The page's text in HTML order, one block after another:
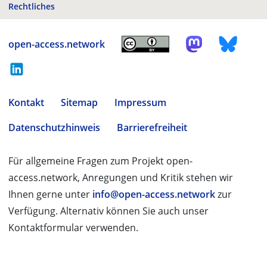
Rechtliches
open-access.network
Kontakt Sitemap
Impressum
Datenschutzhinweis
Barrierefreiheit
Für allgemeine Fragen zum Projekt open-
access.network, Anregungen und Kritik stehen wir
Ihnen gerne unter info@open-access.networkzur
Verfügung. Alternativ können Sie auch unser
Kontaktformular verwenden.